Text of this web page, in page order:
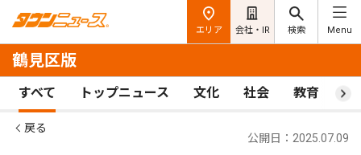
エリア 会社・IR 検索 Menu
鶴見区版
すべて トップニュース 文化 社会 教育 ス
戻る
公開日：2025.07.09